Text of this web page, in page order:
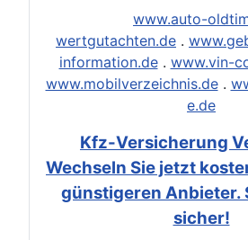
www.auto-
wertgutachten.de .
information.de. www.vin-
www.mobilverzeichnis.de.
e.de
Kfz-Versicherung
Wechseln Sie jetzt
günstigeren Anbieter.
sicher!